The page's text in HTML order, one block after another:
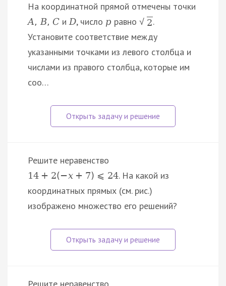
На координатной прямой отмечены точки
A, B, C иD, число p равно√ 2.
Установите соответствие между
указанными точками из левого столбца и
числами из правого столбца, которые им
соо…
Решите неравенство
14 + 2(−x + 7) ⩽ 24. На какой из
координатных прямых (см. рис.)
изображено множество его решений?